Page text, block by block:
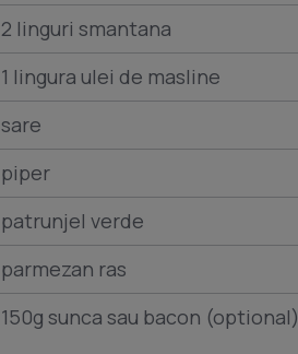
2 linguri smantana
1 lingura ulei de masline
sare
piper
patrunjel verde
parmezan ras
150g sunca sau bacon (optional)